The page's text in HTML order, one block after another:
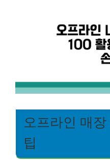
오프라인 매
팁